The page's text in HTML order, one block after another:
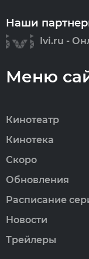
Наши
Ivi.ru -
Меню
Кинотеатр
Кинотека
Скоро
Обновления
Расписание
Новости
Трейлеры